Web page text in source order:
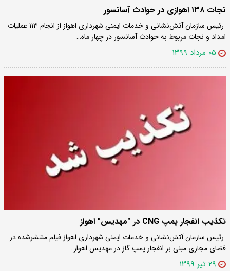
نجات ۱۳۸ اهوازی در حوادث آسانسور
رئیس سازمان آتش‌نشانی و خدمات ایمنی شهرداری اهواز از انجام ۱۱۳ عملیات
امداد و نجات مربوط به حوادث آسانسور در چهار ماه…
۰۵ مرداد ۱۳۹۹
تکذیب انفجار پمپ CNG در "مهدیس" اهواز
رئیس سازمان آتش‌نشانی و خدمات ایمنی شهرداری اهواز فیلم منتشرشده در
فضای مجازی مبنی بر انفجار پمپ گاز در مهدیس اهواز…
۲۹ تیر ۱۳۹۹